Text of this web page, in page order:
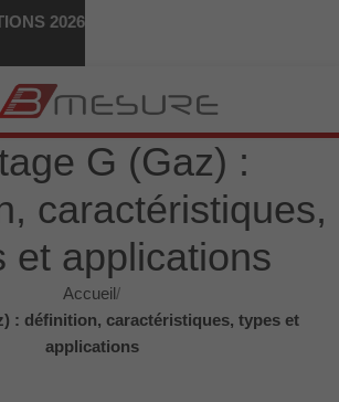
G (Gaz) :
caractéristiques,
et applications
Accueil
: définition, caractéristiques, types et
applications
2026